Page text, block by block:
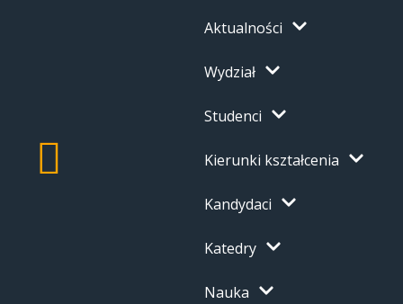
Aktualności
Wydział
Studenci
Kierunki kształcenia
Kandydaci
Katedry
Nauka